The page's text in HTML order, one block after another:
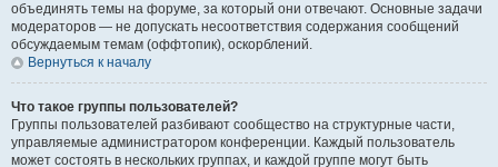
объединять темы на форуме, за который они отвечают. Основные задачи
модераторов — не допускать несоответствия содержания сообщений
обсуждаемым темам (оффтопик), оскорблений.
Вернуться к началу
Что такое группы пользователей?
Группы пользователей разбивают сообщество на структурные части,
управляемые администратором конференции. Каждый пользователь
может состоять в нескольких группах, и каждой группе могут быть